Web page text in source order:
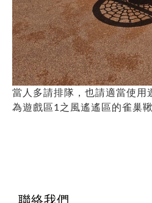
當人多請排隊，也請適當使用
為遊戲區1之風遙遙區的雀巢鞦